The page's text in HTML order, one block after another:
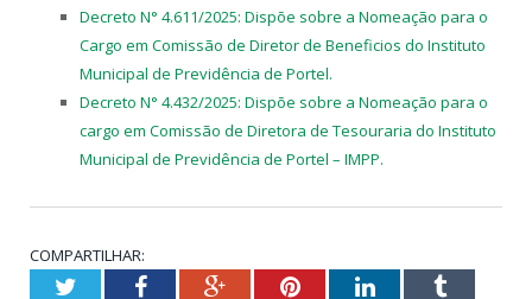
Decreto N° 4.611/2025: Dispõe sobre a Nomeação para o
Cargo em Comissão de Diretor de Beneficios do Instituto
Municipal de Previdência de Portel.
Decreto N° 4.432/2025: Dispõe sobre a Nomeação para o
cargo em Comissão de Diretora de Tesouraria do Instituto
Municipal de Previdência de Portel – IMPP.
COMPARTILHAR:
TwitterFacebookGoogle+PinterestLinkedInTumblr